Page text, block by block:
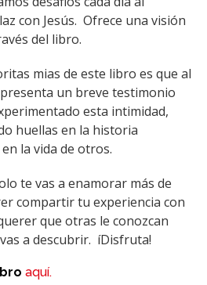
con Jesús. Ofrece una visión
del libro.
mias de este libro es que al
un breve testimonio
esta intimidad,
huellas en la historia
la vida de otros.
te vas a enamorar más de
compartir tu experiencia con
que otras le conozcan
a descubrir. íDisfruta!
aquí.